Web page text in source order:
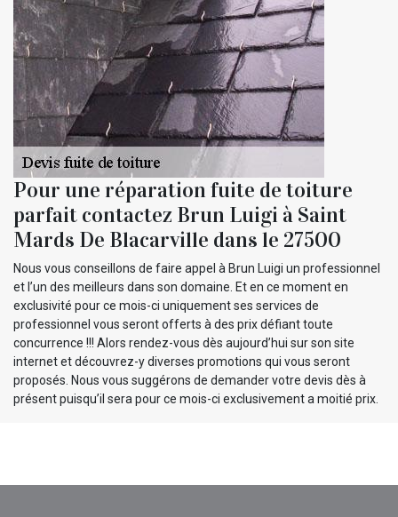
Pour une réparation fuite de toiture
parfait contactez Brun Luigi à Saint
Mards De Blacarville dans le 27500
Nous vous conseillons de faire appel à Brun Luigi un professionnel
et l’un des meilleurs dans son domaine. Et en ce moment en
exclusivité pour ce mois-ci uniquement ses services de
professionnel vous seront offerts à des prix défiant toute
concurrence !!! Alors rendez-vous dès aujourd’hui sur son site
internet et découvrez-y diverses promotions qui vous seront
proposés. Nous vous suggérons de demander votre devis dès à
présent puisqu’il sera pour ce mois-ci exclusivement a moitié prix.